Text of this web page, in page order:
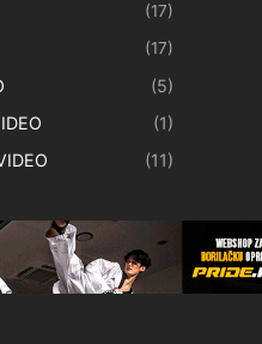
(17)
(17)
(5)
(1)
(11)